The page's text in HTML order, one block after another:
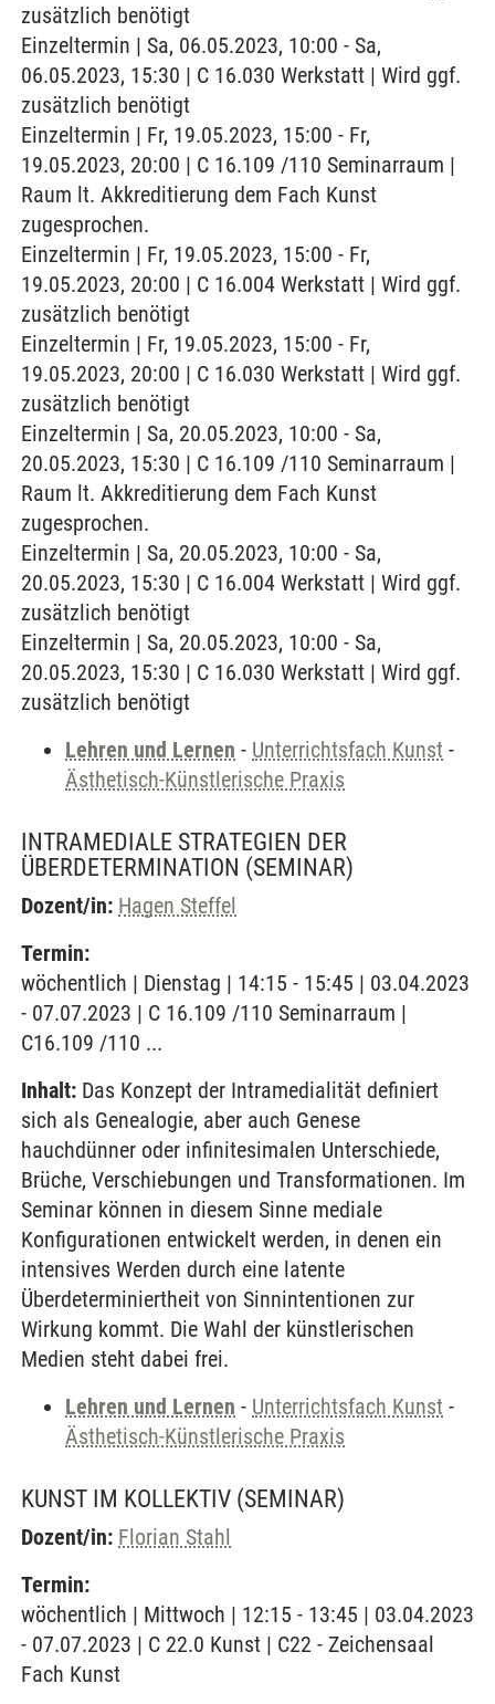
zusätzlich benötigt
Einzeltermin | Sa, 06.05.2023, 10:00 - Sa,
06.05.2023, 15:30 | C 16.030 Werkstatt | Wird ggf.
zusätzlich benötigt
Einzeltermin | Fr, 19.05.2023, 15:00 - Fr,
19.05.2023, 20:00 | C 16.109 /110 Seminarraum |
Raum lt. Akkreditierung dem Fach Kunst
zugesprochen.
Einzeltermin | Fr, 19.05.2023, 15:00 - Fr,
19.05.2023, 20:00 | C 16.004 Werkstatt | Wird ggf.
zusätzlich benötigt
Einzeltermin | Fr, 19.05.2023, 15:00 - Fr,
19.05.2023, 20:00 | C 16.030 Werkstatt | Wird ggf.
zusätzlich benötigt
Einzeltermin | Sa, 20.05.2023, 10:00 - Sa,
20.05.2023, 15:30 | C 16.109 /110 Seminarraum |
Raum lt. Akkreditierung dem Fach Kunst
zugesprochen.
Einzeltermin | Sa, 20.05.2023, 10:00 - Sa,
20.05.2023, 15:30 | C 16.004 Werkstatt | Wird ggf.
zusätzlich benötigt
Einzeltermin | Sa, 20.05.2023, 10:00 - Sa,
20.05.2023, 15:30 | C 16.030 Werkstatt | Wird ggf.
zusätzlich benötigt
Lehren und Lernen - Unterrichtsfach Kunst -
Ästhetisch-Künstlerische Praxis
INTRAMEDIALE STRATEGIEN DER
ÜBERDETERMINATION (SEMINAR)
Dozent/in: Hagen Steffel
Termin:
wöchentlich | Dienstag | 14:15 - 15:45 | 03.04.2023
- 07.07.2023 | C 16.109 /110 Seminarraum |
C16.109 /110 ...
Inhalt: Das Konzept der Intramedialität definiert
sich als Genealogie, aber auch Genese
hauchdünner oder infinitesimalen Unterschiede,
Brüche, Verschiebungen und Transformationen. Im
Seminar können in diesem Sinne mediale
Konfigurationen entwickelt werden, in denen ein
intensives Werden durch eine latente
Überdeterminiertheit von Sinnintentionen zur
Wirkung kommt. Die Wahl der künstlerischen
Medien steht dabei frei.
Lehren und Lernen - Unterrichtsfach Kunst -
Ästhetisch-Künstlerische Praxis
KUNST IM KOLLEKTIV (SEMINAR)
Dozent/in: Florian Stahl
Termin:
wöchentlich | Mittwoch | 12:15 - 13:45 | 03.04.2023
- 07.07.2023 | C 22.0 Kunst | C22 - Zeichensaal
Fach Kunst